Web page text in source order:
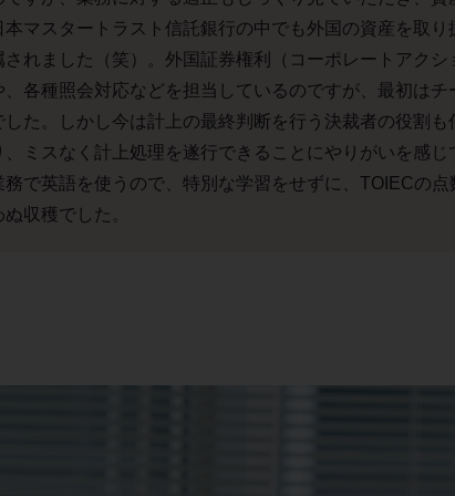
本マスタートラスト信託銀行の中でも外国の資産を取
されました（笑）。外国証券権利（コーポレートアク
、各種照会対応などを担当しているのですが、最初は
した。しかし今は計上の最終判断を行う決裁者の役割も
、ミスなく計上処理を遂行できることにやりがいを感じ
務で英語を使うので、特別な学習をせずに、TOIECの
ぬ収穫でした。